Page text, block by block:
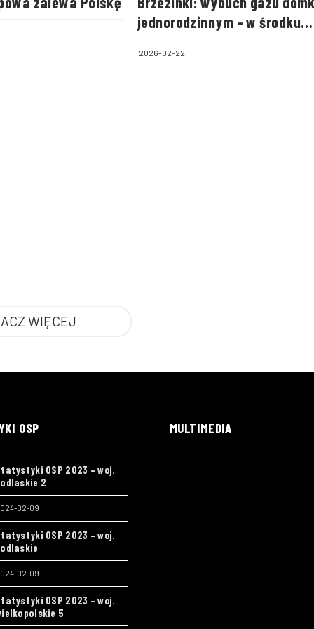
jednorodzinnym – w środku
2026-02-22
WIĘCEJ
OSP
OSP 2023 – woj.
2
02-09
OSP 2023 – woj.
02-09
OSP 2023 – woj.
5
MULTIMEDIA